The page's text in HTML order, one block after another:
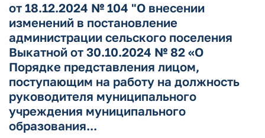
от 18.12.2024 № 104 "О внесении
изменений в постановление
администрации сельского поселения
Выкатной от 30.10.2024 № 82 «О
Порядке представления лицом,
поступающим на работу на должность
руководителя муниципального
учреждения муниципального
образования...